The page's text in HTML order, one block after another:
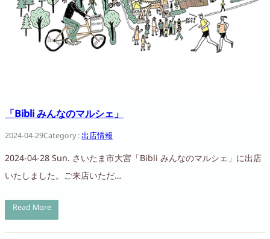
「Bibli みんなのマルシェ」
2024-04-29Category :出店情報
2024-04-28 Sun. さいたま市大宮「Bibli みんなのマルシェ」に出店
いたしました。ご来店いただ…
Read More